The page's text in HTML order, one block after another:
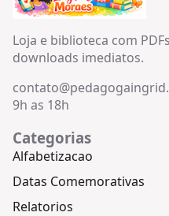
Loja e biblioteca com
downloads imediatos.
9h as 18h
Categorias
Alfabetizacao
Datas Comemorativas
Relatorios